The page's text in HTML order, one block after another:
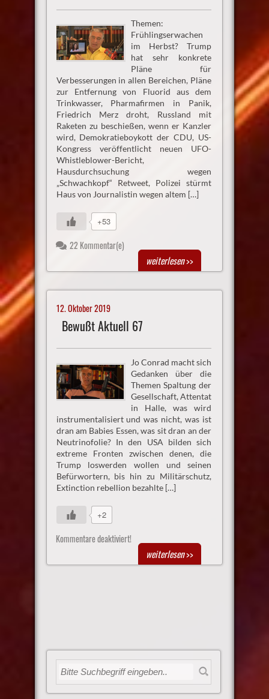
Themen:
Frühlingserwachen
im Herbst? Trump
hat sehr konkrete
Pläne für
Verbesserungen in allen Bereichen, Pläne
zur Entfernung von Fluorid aus dem
Trinkwasser, Pharmafirmen in Panik,
Friedrich Merz droht, Russland mit
Raketen zu beschießen, wenn er Kanzler
wird, Demokratieboykott der CDU, US-
Kongress veröffentlicht neuen UFO-
Whistleblower-Bericht,
Hausdurchsuchung wegen
„Schwachkopf“ Retweet, Polizei stürmt
Haus von Journalistin wegen altem […]
+53
22 Kommentar(e)
weiterlesen>>
12. Oktober 2019
Bewußt Aktuell 67
Jo Conrad macht sich
Gedanken über die
Themen Spaltung der
Gesellschaft, Attentat
in Halle, was wird
instrumentalisiert und was nicht, was ist
dran am Babies Essen, was sit dran an der
Neutrinofolie? In den USA bilden sich
extreme Fronten zwischen denen, die
Trump loswerden wollen und seinen
Befürwortern, bis hin zu Militärschutz,
Extinction rebellion bezahlte […]
+2
Kommentare deaktiviert!
weiterlesen>>